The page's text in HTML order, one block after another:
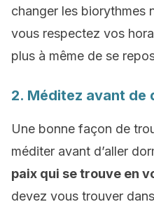
changer les biorythmes
vous respectez vos
plus à même de se
2. Méditez avant de
Une bonne façon de
méditer avant d’aller
paix qui se trouve en
devez vous trouver